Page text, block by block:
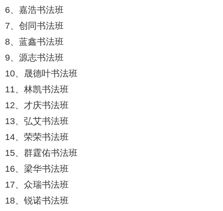
6、嘉浩书法班
7、创同书法班
8、蓝鑫书法班
9、源志书法班
10、晟德叶书法班
11、林凯书法班
12、才庆书法班
13、弘艾书法班
14、荣荣书法班
15、群霆佑书法班
16、梁华书法班
17、众瑞书法班
18、锐诺书法班